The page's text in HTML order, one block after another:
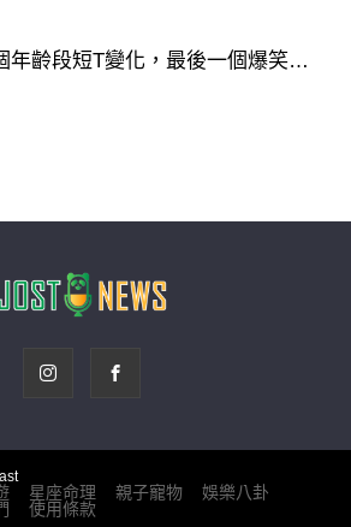
年齡段短T變化，最後一個爆笑…
星座命理 親子寵物
娛樂八卦
使用條款